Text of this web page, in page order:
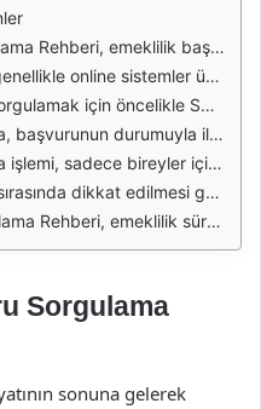
duyulacak bilgileri sistematik bir şekilde sunar. Emeklilik başvurusunu gerçekleştiren kişiler, başvurularının durumunu öğrenmek için bu rehberden yararlanabilirler.
başvurularını takip etmelerine olanak tanır. Emeklilik başvuru sorgulama işlemi, hem zaman tasarrufu sağlar hem de bireylerin süreç hakkında bilgi sahibi olmalarına yardımcı olur.
gerekir. Bu aşamada, kullanıcıların dikkat etmeleri gereken en önemli husus, bilgilerin doğru ve eksiksiz bir şekilde girilmesidir. Aksi takdirde sorgulama işlemi başarısız olabilir.
sağlanabilir. Eğer başvuru reddedilmişse, reddedilme nedenleri hakkında bilgi verilir, böylece bireyler itiraz veya düzeltme işlemleri için gereken adımları atabilirler.
ederek, gerekli düzenlemeleri yapabilir ve çalışanlarına daha iyi bir hizmet sunabilirler. Bu durum, hem işveren hem de çalışan açısından faydalı bir durum yaratır.
göre değişiklik gösterebilir. Bu nedenle, rehberin dikkatli bir şekilde incelenmesi, başvuru sürecinde karşılaşılabilecek sorunların önüne geçecektir.
bir kaynaktır. Bu rehber, başvuru sürecini kolaylaştırarak, bireylerin emeklilik haklarını güvence altına almalarına yardımcı olur.
Sorgulama
sonuna gelerek